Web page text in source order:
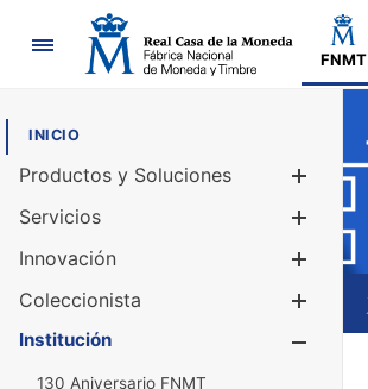
Navegación
FNMT
INICIO
Productos y Soluciones
Servicios
Innovación
Coleccionista
Institución
130 Aniversario FNMT